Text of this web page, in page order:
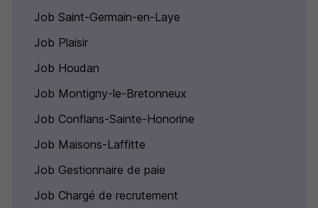
Job Saint-Germain-en-Laye
Job Plaisir
Job Houdan
Job Montigny-le-Bretonneux
Job Conflans-Sainte-Honorine
Job Maisons-Laffitte
Job Gestionnaire de paie
Job Chargé de recrutement